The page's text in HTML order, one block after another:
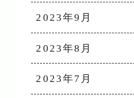
2023年9月
2023年8月
2023年7月